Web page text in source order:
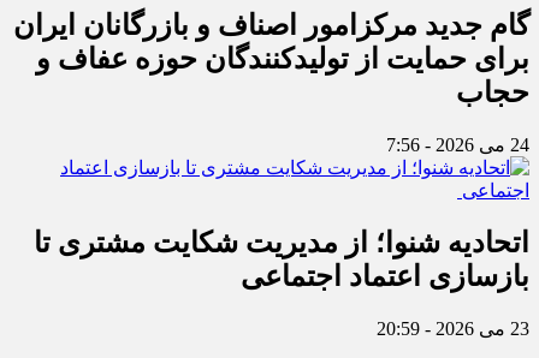
گام جدید مرکزامور اصناف و بازرگانان ایران
برای حمایت از تولیدکنندگان حوزه عفاف و
حجاب
24 می 2026 - 7:56
اتحادیه شنوا؛ از مدیریت شکایت مشتری تا
بازسازی اعتماد اجتماعی ‌
23 می 2026 - 20:59